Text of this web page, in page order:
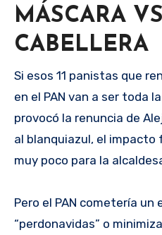
MÁSCARA VS
CABELLERA
Si esos 11 panistas que
en el PAN van a ser toda
provocó la renuncia de
al blanquiazul, el impacto
muy poco para la
Pero el PAN cometería un
“perdonavidas” o